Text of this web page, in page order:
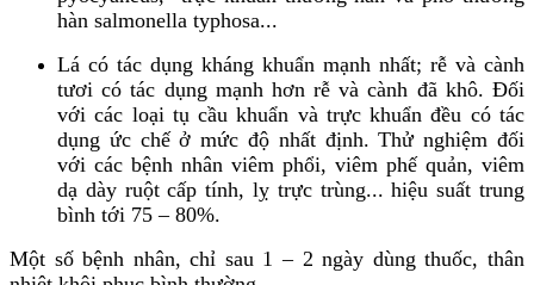
hàn salmonella typhosa...
Lá có tác dụng kháng khuẩn mạnh nhất; rễ và cành
tươi có tác dụng mạnh hơn rễ và cành đã khô. Đối
với các loại tụ cầu khuẩn và trực khuẩn đều có tác
dụng ức chế ở mức độ nhất định. Thử nghiệm đối
với các bệnh nhân viêm phổi, viêm phế quản, viêm
dạ dày ruột cấp tính, lỵ trực trùng... hiệu suất trung
bình tới 75 – 80%.
Một số bệnh nhân, chỉ sau 1 – 2 ngày dùng thuốc, thân